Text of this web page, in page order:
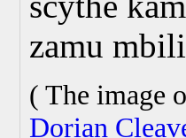
zamu
( The image
Dorian